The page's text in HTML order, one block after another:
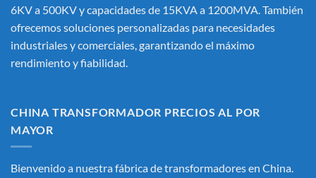
6KV a 500KV y capacidades de 15KVA a 1200MVA. También
ofrecemos soluciones personalizadas para necesidades
industriales y comerciales, garantizando el máximo
rendimiento y fiabilidad.
CHINA TRANSFORMADOR PRECIOS AL POR
MAYOR
Bienvenido a nuestra fábrica de transformadores en China.